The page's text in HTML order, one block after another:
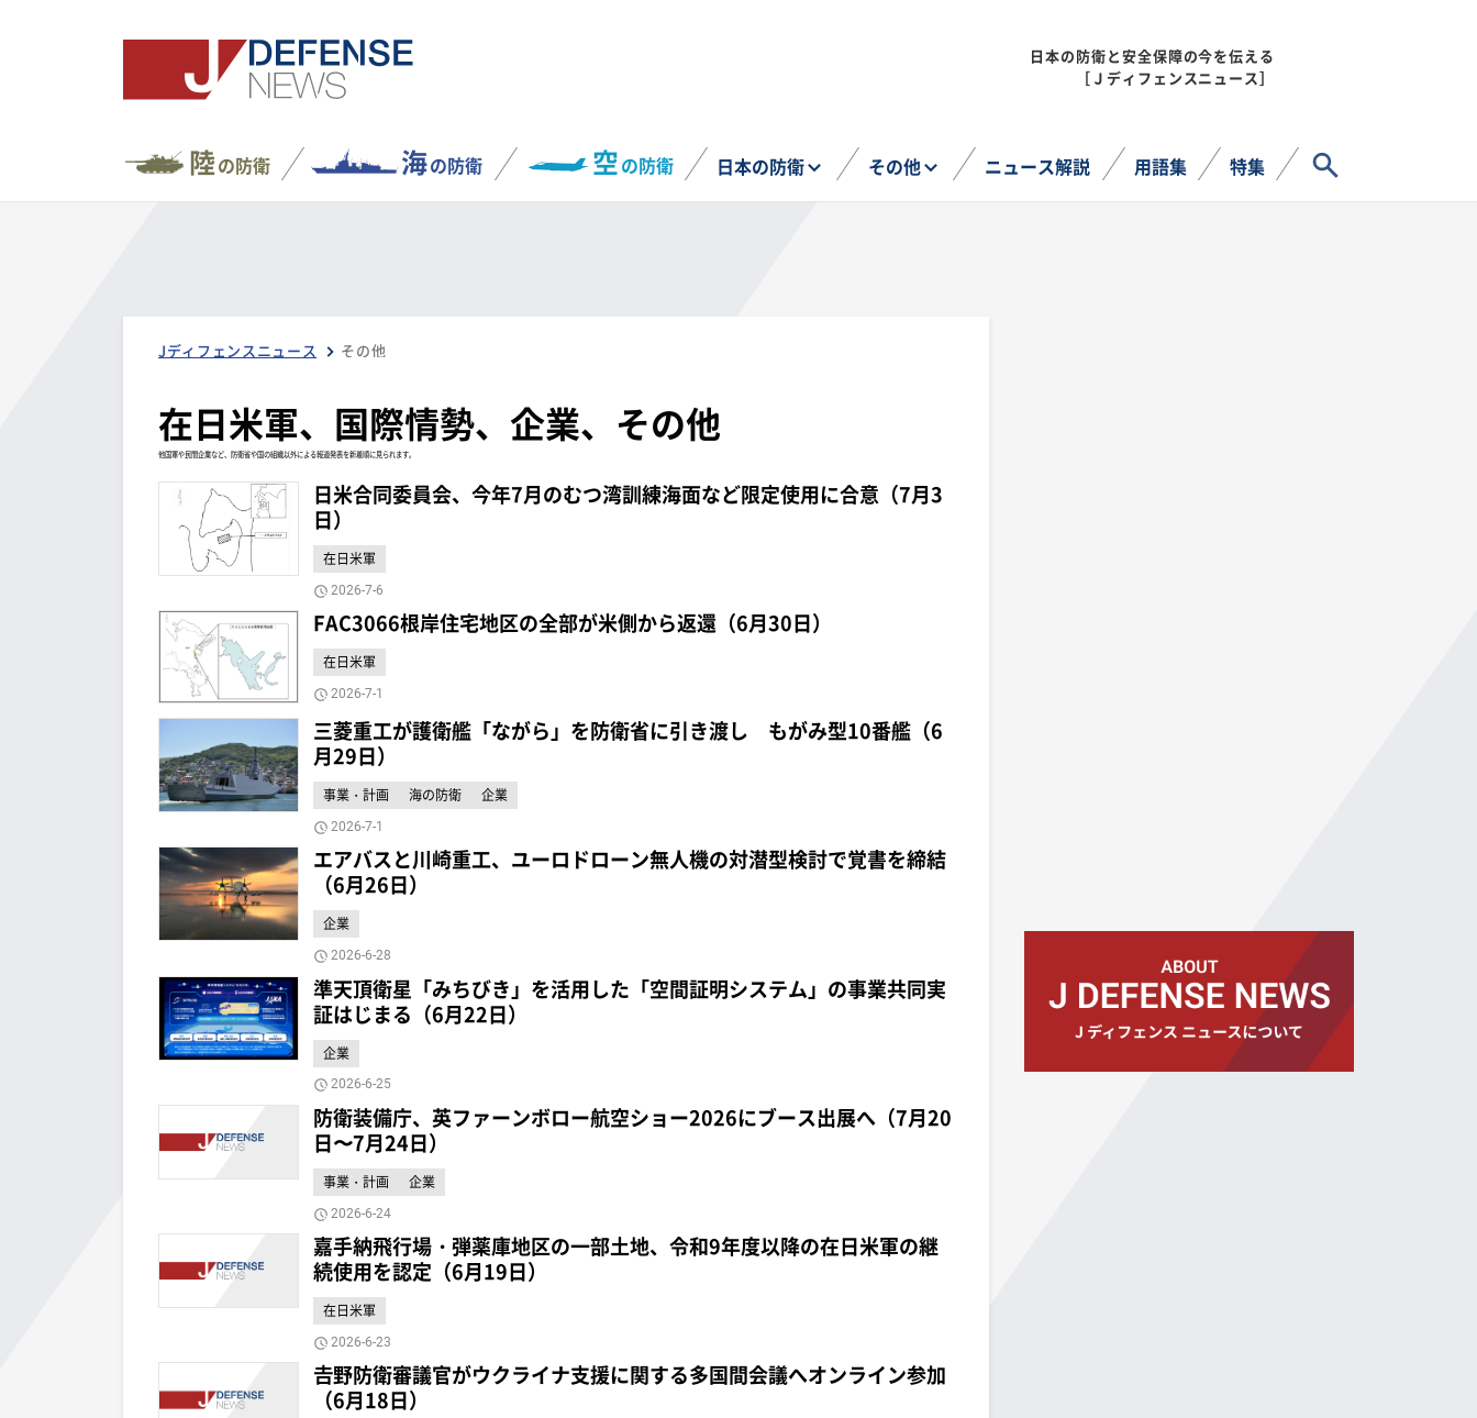
日本の防衛と安全保障の今を伝える
［Ｊディフェンスニュース］
陸の防衛 海の防衛 空の防衛 日本の防衛 その他 ニュース解説 用語集 特集
Jディフェンスニュース その他
在日米軍、国際情勢、企業、その他
他国軍や民間企業など、防衛省や国の組織以外による報道発表を新着順に見られます。
日米合同委員会、今年7月のむつ湾訓練海面など限定使用に合意（7月3
日）
在日米軍
2026-7-6
FAC3066根岸住宅地区の全部が米側から返還（6月30日）
在日米軍
2026-7-1
三菱重工が護衛艦「ながら」を防衛省に引き渡し もがみ型10番艦（6
月29日）
事業・計画 海の防衛 企業
2026-7-1
エアバスと川崎重工、ユーロドローン無人機の対潜型検討で覚書を締結
（6月26日）
企業
2026-6-28
準天頂衛星「みちびき」を活用した「空間証明システム」の事業共同実
証はじまる（6月22日）
企業
2026-6-25
防衛装備庁、英ファーンボロー航空ショー2026にブース出展へ（7月20
日〜7月24日）
事業・計画 企業
2026-6-24
嘉手納飛行場・弾薬庫地区の一部土地、令和9年度以降の在日米軍の継
続使用を認定（6月19日）
在日米軍
2026-6-23
𠮷野防衛審議官がウクライナ支援に関する多国間会議へオンライン参加
（6月18日）